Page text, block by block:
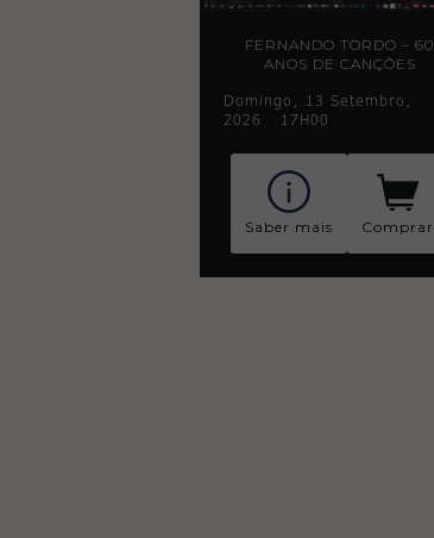
FERNANDO TORDO – 60
ANOS DE CANÇÕES
Domingo, 13 Setembro,
2026
17H00
Saber mais Comprar